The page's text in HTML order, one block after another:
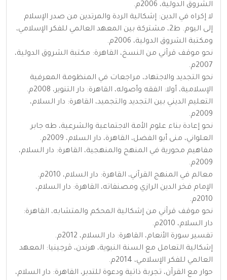
الشروق الدولية، 2006م.
لا إكراه في الدين: إشكالية الردة والمرتدين من صدر الإسلام
إلى اليوم. ط2، مشتركة بين المعهد العالمي للفكر الإسلامي،
ومكتبة الشروق الدولية، 2006م.
نحو موقف قرآني من النسخ، القاهرة: مكتبة الشروق الدولية،
2007م.
نحو التجديد والاجتهاد، مراجعات في المنظومة المعرفية
الإسلامية، أولا: الفقه وأصوله، القاهرة: دار التنوير، 2008م.
التعليم الديني بين التجديد والتجميد، القاهرة: دار السلام،
2009م.
نحو إعادة بناء علوم الأمة الاجتماعية والشرعية، طه جابر
العلواني، منى أبو الفضل، القاهرة، دار السلام، 2009م.
مفاهيم محورية في المنهج والمنهجية، القاهرة: دار السلام،
2009م.
معالم في المنهج القرآني، القاهرة: دار السلام، 2010م.
الإمام فخر الدين الرازي ومصنفاته، القاهرة: دار السلام،
2010م.
نحو موقف قرآني من إشكالية المحكم والمتشابه، القاهرة:
دار السلام، 2010م.
تفسير سورة الأنعام، القاهرة: دار السلام، 2012م.
إشكالية التعامل مع السنة النبوية، هرندن، ڤرجينيا: المعهد
العالمي للفكر الإسلامي، 2014م.
حوار مع القرآن، تجربة ذاتية ودعوة للتدبر، القاهرة: دار السلام،